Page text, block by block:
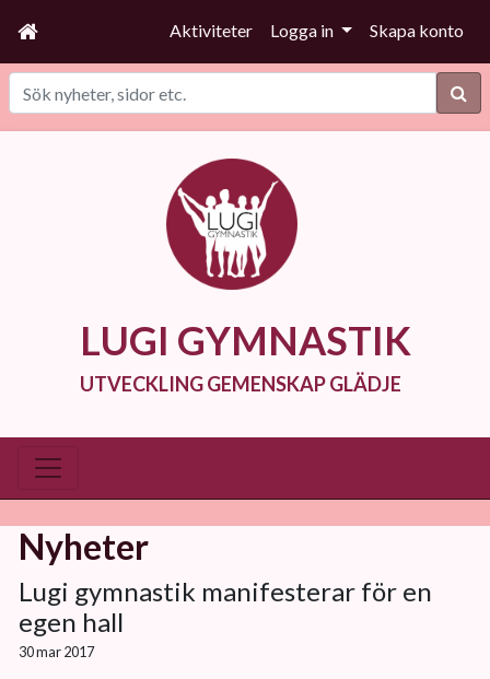
Aktiviteter Logga in Skapa konto
Sök
LUGI GYMNASTIK
UTVECKLING GEMENSKAP GLÄDJE
Nyheter
Lugi gymnastik manifesterar för en
egen hall
30 mar 2017